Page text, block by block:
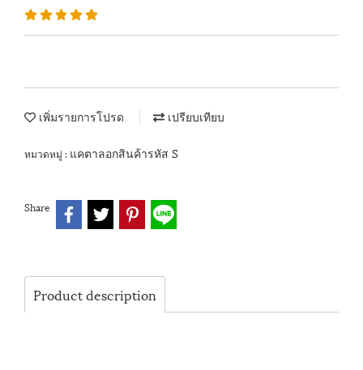
เพิ่มรายการโปรด เปรียบเทียบ
หมวดหมู่ : แคตาลอกสินค้ารหัส S
Share
Product description